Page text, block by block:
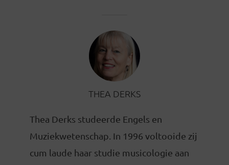
THEA DERKS
Thea Derks studeerde Engels en
Muziekwetenschap. In 1996 voltooide zij
cum laude haar studie musicologie aan